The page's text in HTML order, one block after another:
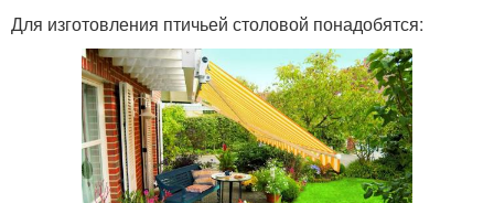
Для изготовления птичьей столовой понадобятся: